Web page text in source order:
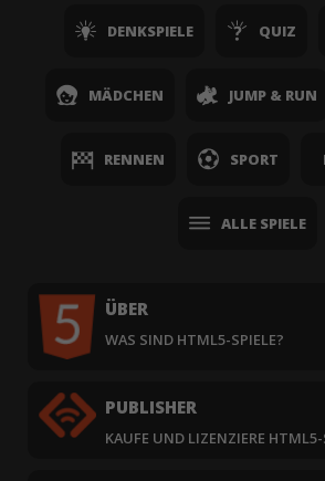
DENKSPIELE QUIZ
MÄDCHEN JUMP & RUN
RENNEN SPORT
ALLE SPIELE
ÜBER
WAS SIND HTML5-SPIELE?
PUBLISHER
KAUFE UND LIZENZIERE HTML5-